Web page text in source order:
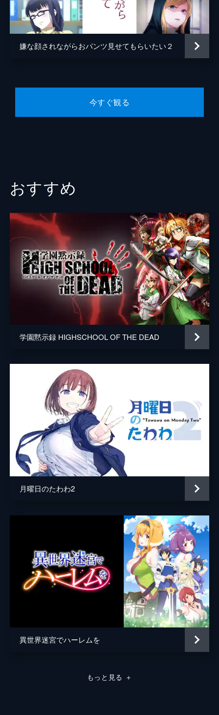
嫌な顔されながらおパンツ見せてもらいたい２
今すぐ観る
おすすめ
学園黙示録 HIGHSCHOOL OF THE DEAD
月曜日のたわわ2
異世界迷宮でハーレムを
もっと見る ＋